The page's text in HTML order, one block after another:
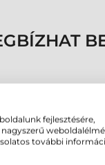
fejlesztésére,
további